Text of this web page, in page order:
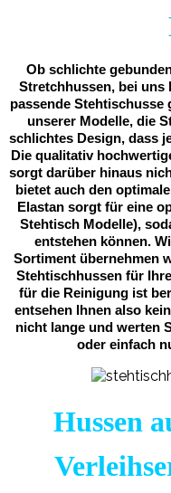
Ob schlichte
Stretchhussen, bei uns
passende Stehtischusse
unserer Modelle, die
schlichtes Design, dass
Die qualitativ
sorgt darüber hinaus
bietet auch den
Elastan sorgt für eine
Stehtisch Modelle),
entstehen können.
Sortiment übernehmen
Stehtischhussen für
für die Reinigung ist
entsehen Ihnen also
nicht lange und werten
oder einfach
Hussen